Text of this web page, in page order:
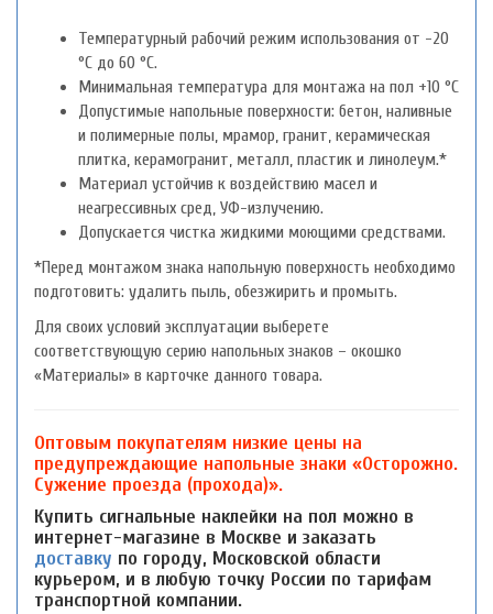
Температурный рабочий режим использования от -20
°С до 60 °С.
Минимальная температура для монтажа на пол +10 °С
Допустимые напольные поверхности: бетон, наливные
и полимерные полы, мрамор, гранит, керамическая
плитка, керамогранит, металл, пластик и линолеум.*
Материал устойчив к воздействию масел и
неагрессивных сред, УФ-излучению.
Допускается чистка жидкими моющими средствами.
*Перед монтажом знака напольную поверхность необходимо
подготовить: удалить пыль, обезжирить и промыть.
Для своих условий эксплуатации выберете
соответствующую серию напольных знаков – окошко
«Материалы» в карточке данного товара.
Оптовым покупателям низкие цены на
предупреждающие напольные знаки «Осторожно.
Сужение проезда (прохода)».
Купить сигнальные наклейки на пол можно в
интернет-магазине в Москве и заказать
доставку по городу, Московской области
курьером, и в любую точку России по тарифам
транспортной компании.